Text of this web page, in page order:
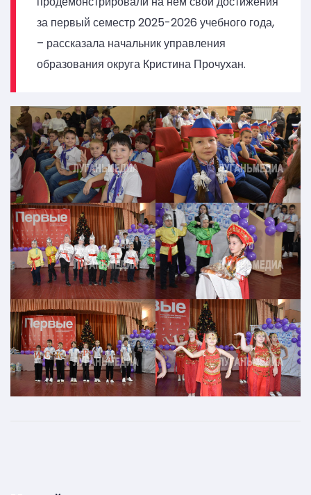
за первый семестр 2025-2026 учебного года,
– рассказала начальник управления
образования округа Кристина Прочухан.